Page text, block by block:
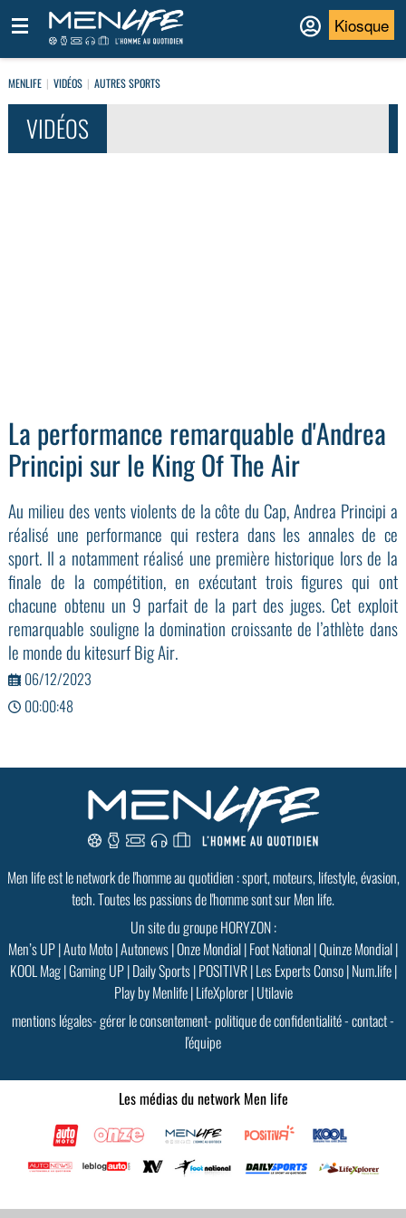
Kiosque
MENLIFE VIDÉOS AUTRES SPORTS
VIDÉOS
La performance remarquable d'Andrea
Principi sur le King Of The Air
Au milieu des vents violents de la côte du Cap, Andrea Principi a
réalisé une performance qui restera dans les annales de ce
sport. Il a notamment réalisé une première historique lors de la
finale de la compétition, en exécutant trois figures qui ont
chacune obtenu un 9 parfait de la part des juges. Cet exploit
remarquable souligne la domination croissante de l’athlète dans
le monde du kitesurf Big Air.
06/12/2023
00:00:48
Men life est le network de l'homme au quotidien : sport, moteurs, lifestyle, évasion,
tech. Toutes les passions de l'homme sont sur Men life.
Un site du groupe HORYZON :
Men’s UP|Auto Moto|Autonews|Onze Mondial|Foot National|Quinze Mondial|
KOOL Mag|Gaming UP|Daily Sports|POSITIVR|Les Experts Conso|Num.life|
Play by Menlife|LifeXplorer|Utilavie
mentions légales-gérer le consentement-politique de confidentialité-contact-
l'équipe
Les médias du network Men life